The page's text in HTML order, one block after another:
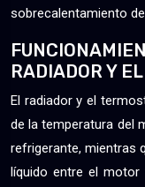
sobrecalentamiento
RADIADOR Y
El radiador y el
de la temperatura del
refrigerante, mientras
líquido entre el motor